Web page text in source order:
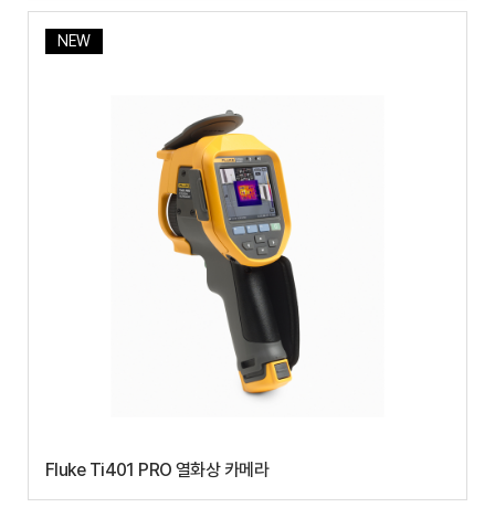
NEW
Fluke Ti401 PRO 열화상 카메라